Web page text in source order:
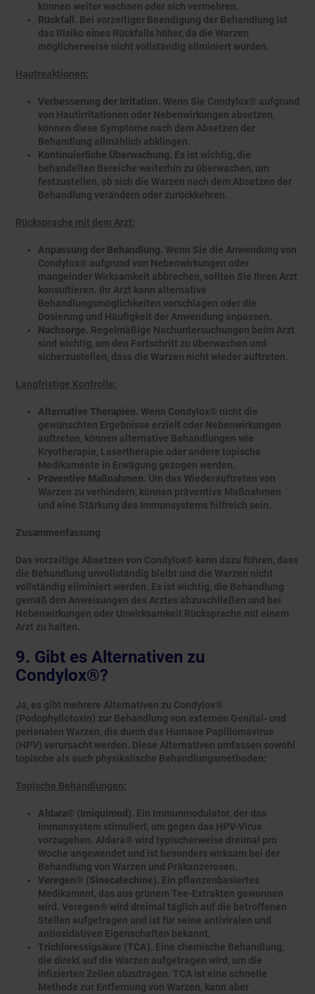
können weiter wachsen oder sich vermehren.
Rückfall. Bei vorzeitiger Beendigung der Behandlung ist
das Risiko eines Rückfalls höher, da die Warzen
möglicherweise nicht vollständig eliminiert wurden.
Hautreaktionen:
Verbesserung der Irritation. Wenn Sie Condylox® aufgrund
von Hautirritationen oder Nebenwirkungen absetzen,
können diese Symptome nach dem Absetzen der
Behandlung allmählich abklingen.
Kontinuierliche Überwachung. Es ist wichtig, die
behandelten Bereiche weiterhin zu überwachen, um
festzustellen, ob sich die Warzen nach dem Absetzen der
Behandlung verändern oder zurückkehren.
Rücksprache mit dem Arzt:
Anpassung der Behandlung. Wenn Sie die Anwendung von
Condylox® aufgrund von Nebenwirkungen oder
mangelnder Wirksamkeit abbrechen, sollten Sie Ihren Arzt
konsultieren. Ihr Arzt kann alternative
Behandlungsmöglichkeiten vorschlagen oder die
Dosierung und Häufigkeit der Anwendung anpassen.
Nachsorge. Regelmäßige Nachuntersuchungen beim Arzt
sind wichtig, um den Fortschritt zu überwachen und
sicherzustellen, dass die Warzen nicht wieder auftreten.
Langfristige Kontrolle:
Alternative Therapien. Wenn Condylox® nicht die
gewünschten Ergebnisse erzielt oder Nebenwirkungen
auftreten, können alternative Behandlungen wie
Kryotherapie, Lasertherapie oder andere topische
Medikamente in Erwägung gezogen werden.
Präventive Maßnahmen. Um das Wiederauftreten von
Warzen zu verhindern, können präventive Maßnahmen
und eine Stärkung des Immunsystems hilfreich sein.
Zusammenfassung
Das vorzeitige Absetzen von Condylox® kann dazu führen, dass
die Behandlung unvollständig bleibt und die Warzen nicht
vollständig eliminiert werden. Es ist wichtig, die Behandlung
gemäß den Anweisungen des Arztes abzuschließen und bei
Nebenwirkungen oder Unwirksamkeit Rücksprache mit einem
Arzt zu halten.
9. Gibt es Alternativen zu
Condylox®?
Ja, es gibt mehrere Alternativen zu Condylox®
(Podophyllotoxin) zur Behandlung von externen Genital- und
perianalen Warzen, die durch das Humane Papillomavirus
(HPV) verursacht werden. Diese Alternativen umfassen sowohl
topische als auch physikalische Behandlungsmethoden:
Topische Behandlungen:
Aldara® (Imiquimod). Ein Immunmodulator, der das
Immunsystem stimuliert, um gegen das HPV-Virus
vorzugehen. Aldara® wird typischerweise dreimal pro
Woche angewendet und ist besonders wirksam bei der
Behandlung von Warzen und Präkanzerosen.
Veregen® (Sinecatechine). Ein pflanzenbasiertes
Medikament, das aus grünem Tee-Extrakten gewonnen
wird. Veregen® wird dreimal täglich auf die betroffenen
Stellen aufgetragen und ist für seine antiviralen und
antioxidativen Eigenschaften bekannt.
Trichloressigsäure (TCA). Eine chemische Behandlung,
die direkt auf die Warzen aufgetragen wird, um die
infizierten Zellen abzutragen. TCA ist eine schnelle
Methode zur Entfernung von Warzen, kann aber